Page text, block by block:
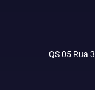
QS 05 Rua